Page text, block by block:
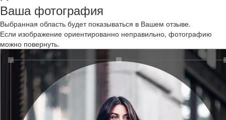
Ваша фотография
Выбранная область будет показываться в Вашем отзыве.
Если изображение ориентированно неправильно, фотографию
можно повернуть.